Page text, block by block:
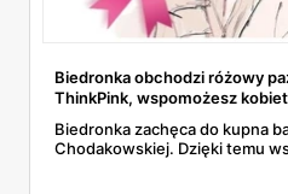
Biedronka obchodzi różowy
ThinkPink, wspomożesz
Biedronka zachęca do kupna
Chodakowskiej. Dzięki temu